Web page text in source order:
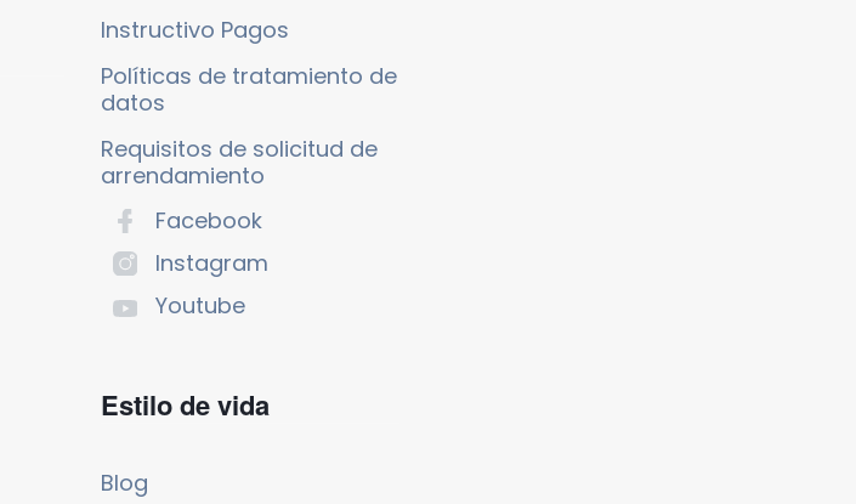
Instructivo Pagos
Políticas de tratamiento de
datos
Requisitos de solicitud de
arrendamiento
Facebook
Instagram
Youtube
Estilo de vida
Blog